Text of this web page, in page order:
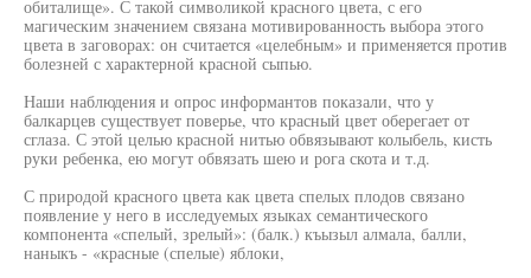
обиталище». С такой символикой красного цвета, с его
магическим значением связана мотивированность выбора этого
цвета в заговорах: он считается «целебным» и применяется против
болезней с характерной красной сыпью.
Наши наблюдения и опрос информантов показали, что у
балкарцев существует поверье, что красный цвет оберегает от
сглаза. С этой целью красной нитью обвязывают колыбель, кисть
руки ребенка, ею могут обвязать шею и рога скота и т.д.
С природой красного цвета как цвета спелых плодов связано
появление у него в исследуемых языках семантического
компонента «спелый, зрелый»: (балк.) къызыл алмала, балли,
наныкъ - «красные (спелые) яблоки,